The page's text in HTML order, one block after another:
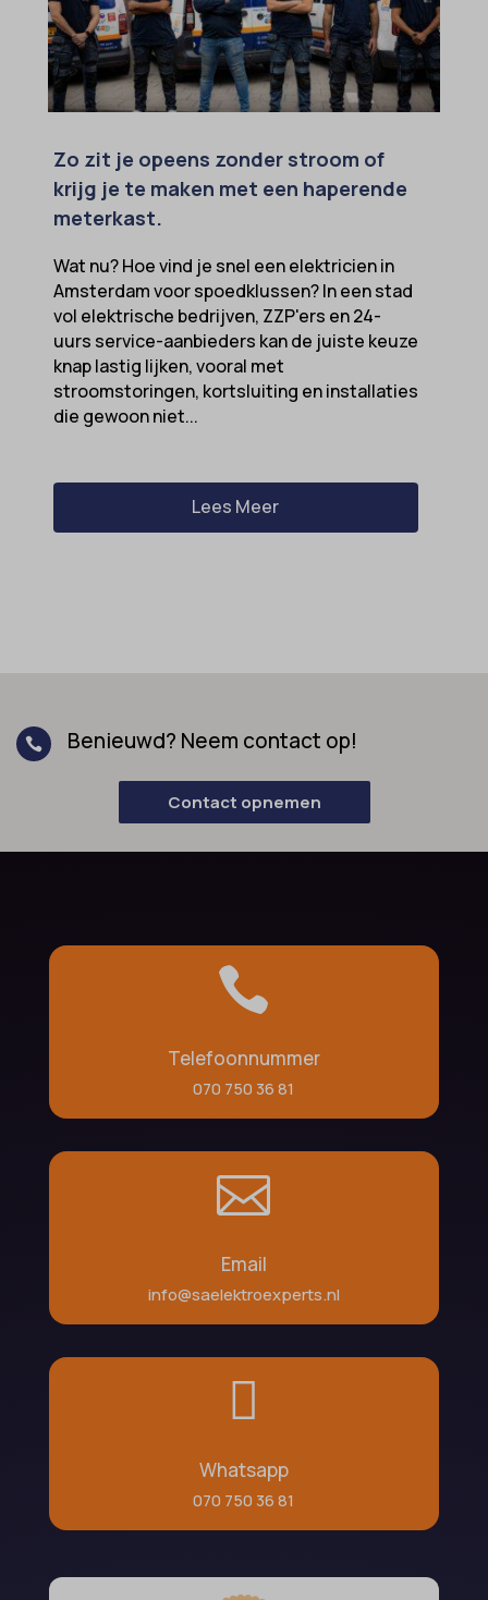
Zo zit je opeens zonder stroom of
krijg je te maken met een haperende
meterkast.
Wat nu? Hoe vind je snel een elektricien in
Amsterdam voor spoedklussen? In een stad
vol elektrische bedrijven, ZZP'ers en 24-
uurs service-aanbieders kan de juiste keuze
knap lastig lijken, vooral met
stroomstoringen, kortsluiting en installaties
die gewoon niet...
Lees Meer
 Benieuwd? Neem contact op!
Contact opnemen

Telefoonnummer
070 750 36 81

Email
info@saelektroexperts.nl

Whatsapp
070 750 36 81